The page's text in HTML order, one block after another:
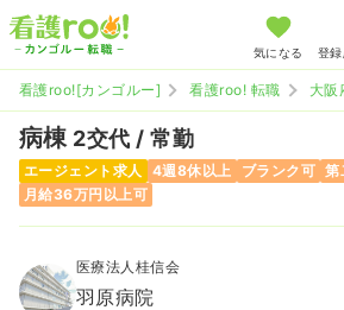
気になる 登
看護roo![カンゴルー] 看護roo! 転職 大阪
病棟 2交代 / 常勤
エージェント求人 4週8休以上 ブランク可 第
月給36万円以上可
医療法人桂信会
羽原病院